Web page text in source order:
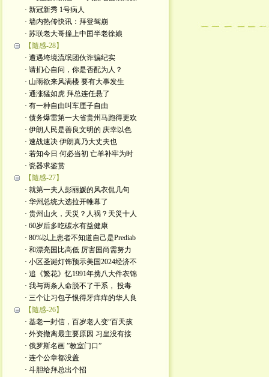
· 新冠新秀 1号病人
· 墙内热传快讯：拜登驾崩
· 苏联老大哥撞上中囯半老徐娘
【隨感-28】
· 遭遇垮境流氓团伙诈骗纪实
· 请扪心自问，你是否配为人？
· 山雨欲来风满楼 要有大事发生
· 通涨猛如虎 拜总连任悬了
· 有一种自由叫车厘子自由
· 债务爆雷第一大省贵州马跑得更欢
· 伊朗人民是善良文明的 庆幸以色
· 速战速决 伊朗真乃大丈夫也
· 若知今日 何必当初 亡羊补牢为时
· 瓷器求鉴赏
【隨感-27】
· 就第一夫人彭丽媛的风衣侃几句
· 华州总统大选拉开帷幕了
· 贵州山火，天災？人祸？天災十人
· 60岁后多吃碳水有益健康
· 80%以上患者不知道自己是Prediab
· 和漂亮国比高低 厉害国尚需努力
· 小区圣诞灯饰预示美国2024经济不
· 追《繁花》忆1991年携八大件衣锦
· 我与两条人命脱不了干系， 投毒
· 三个让习包子恨得牙痒痒的华人良
【隨感-26】
· 基老一封信，百岁老人变“百天孩
· 外资撤离最主要原因 习皇没有接
· 俄罗斯名画 ”教室门口”
· 连个公章都没盖
· 斗胆给拜总出个招